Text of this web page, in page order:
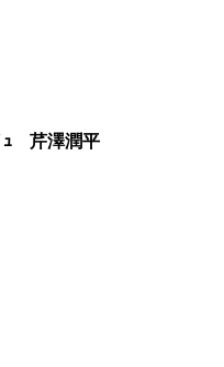
ｭ 芹澤潤平